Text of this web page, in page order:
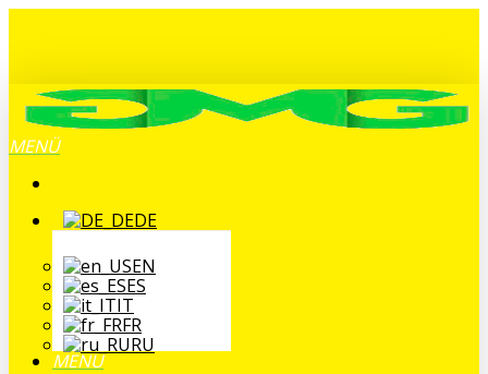
MENÜ
DE
EN
ES
IT
FR
RU
MENÜ